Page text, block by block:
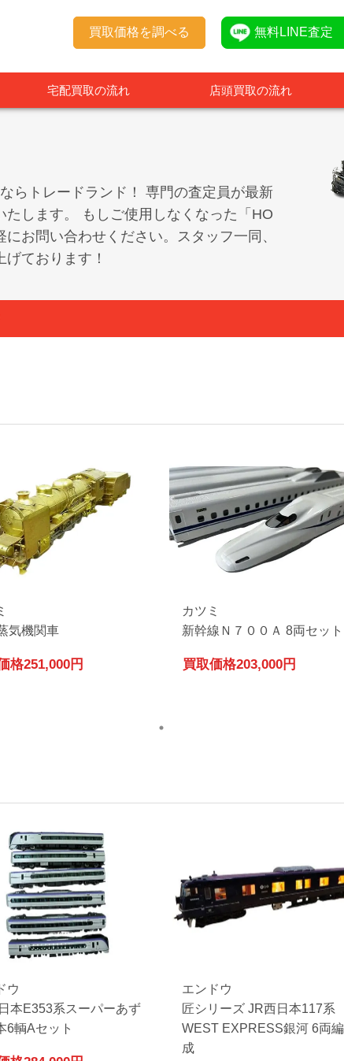
買取価格を調べる 無料LINE査定
宅配買取の流れ 店頭買取の流れ
らトレードランド！ 専門の査定員が最新
します。 もしご使用しなくなった「HO
お問い合わせください。スタッフ一同、
ております！
気機関車
格251,000円
カツミ
新幹線Ｎ７００Ａ 8両セット
買取価格203,000円
ウ
本E353系スーパーあず
6輌Aセット
エンドウ
匠シリーズ JR西日本117系
WEST EXPRESS銀河 6両編
成